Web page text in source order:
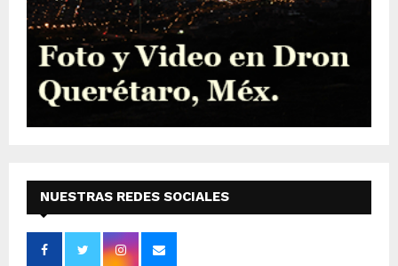
NUESTRAS REDES SOCIALES